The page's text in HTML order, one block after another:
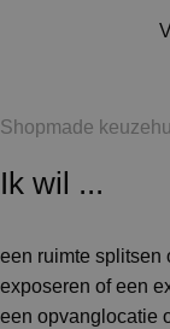
Shopmade
Ik wil ...
een ruimte splitsen
exposeren of een
een opvanglocatie